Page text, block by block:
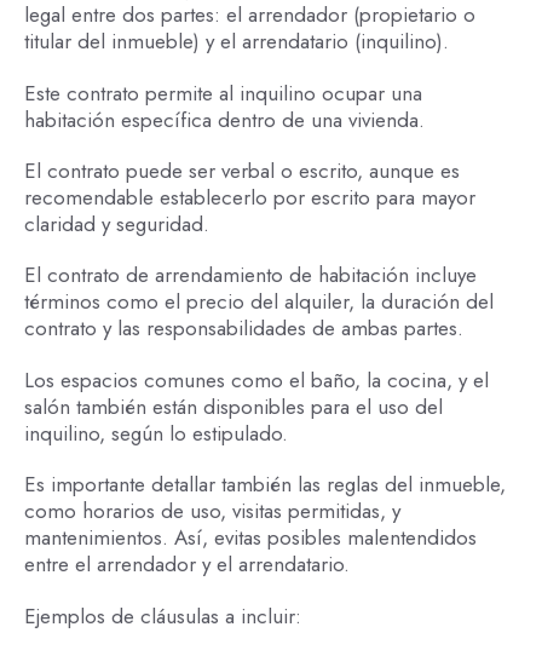
legal entre dos partes: el arrendador (propietario o
titular del inmueble) y el arrendatario (inquilino).
Este contrato permite al inquilino ocupar una
habitación específica dentro de una vivienda.
El contrato puede ser verbal o escrito, aunque es
recomendable establecerlo por escrito para mayor
claridad y seguridad.
El contrato de arrendamiento de habitación incluye
términos como el precio del alquiler, la duración del
contrato y las responsabilidades de ambas partes.
Los espacios comunes como el baño, la cocina, y el
salón también están disponibles para el uso del
inquilino, según lo estipulado.
Es importante detallar también las reglas del inmueble,
como horarios de uso, visitas permitidas, y
mantenimientos. Así, evitas posibles malentendidos
entre el arrendador y el arrendatario.
Ejemplos de cláusulas a incluir: